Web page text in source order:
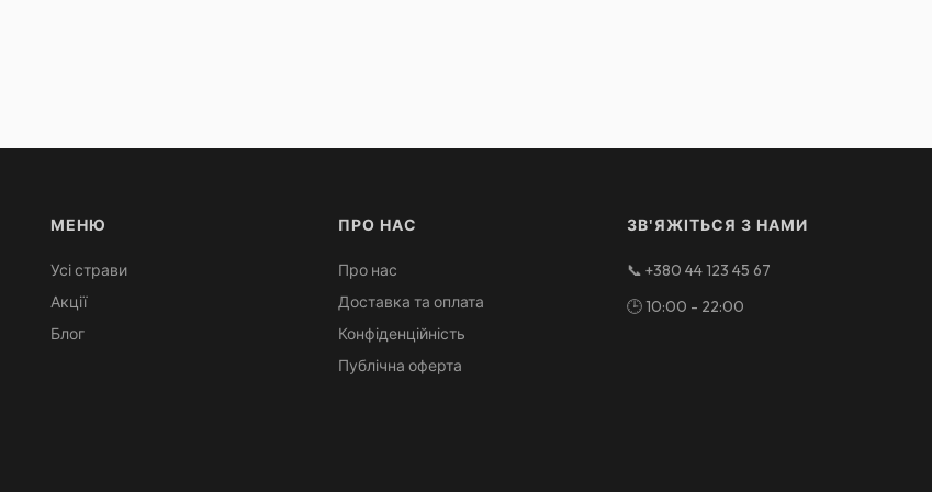
МЕНЮ
Усі страви
Акції
Блог
ПРО НАС
Про нас
Доставка та оплата
Конфіденційність
Публічна оферта
ЗВ'ЯЖІТЬСЯ З НАМИ
📞 +380 44 123 45 67
🕒10:00 - 22:00